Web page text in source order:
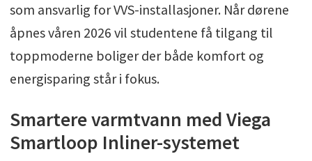
som ansvarlig for VVS-installasjoner. Når dørene
åpnes våren 2026 vil studentene få tilgang til
toppmoderne boliger der både komfort og
energisparing står i fokus.
Smartere varmtvann med Viega
Smartloop Inliner-systemet